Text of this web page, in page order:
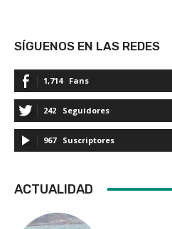
SÍGUENOS EN LAS REDES
1,714 Fans
242 Seguidores
967 Suscriptores
ACTUALIDAD